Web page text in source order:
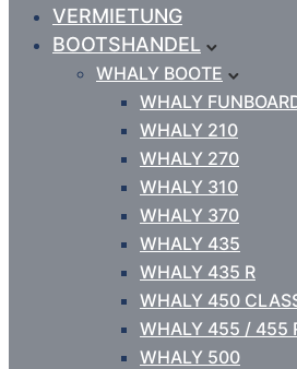
VERMIETUNG
BOOTSHANDEL
WHALY BOOTE
WHALY
WHALY 210
WHALY 270
WHALY 310
WHALY 370
WHALY 435
WHALY 435 R
WHALY 450
WHALY 455 / 455
WHALY 500